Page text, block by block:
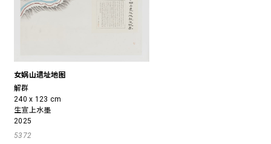
女娲山遗址地图
解群
240 x 123 cm
生宣上水墨
2025
5372